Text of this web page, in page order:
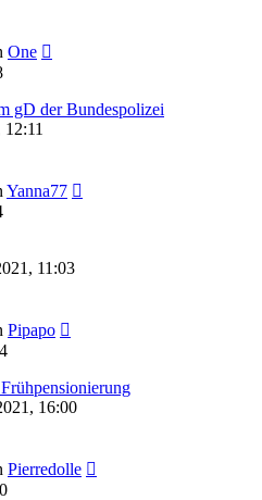
One
gD der Bundespolizei
Yanna77
11:03
Pipapo
16:00
Pierredolle